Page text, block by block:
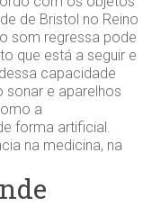
de Bristol no Reino
som regressa pode
que está a seguir e
capacidade
sonar e aparelhos
a
forma artificial.
na medicina, na